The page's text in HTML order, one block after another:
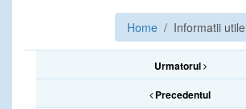
Home / Informatii utile
Urmatorul
Precedentul